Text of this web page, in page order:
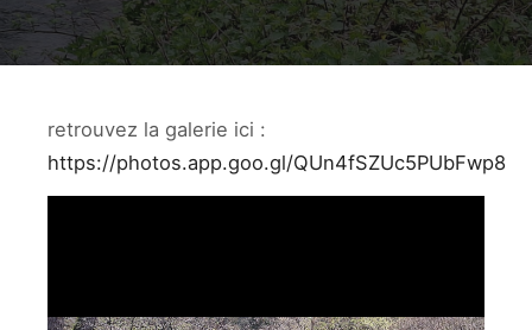
retrouvez la galerie ici :
https://photos.app.goo.gl/QUn4fSZUc5PUbFwp8